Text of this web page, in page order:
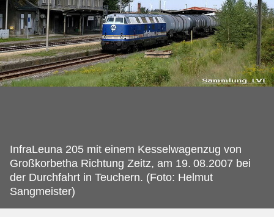
InfraLeuna 205 mit einem Kesselwagenzug von
Großkorbetha Richtung Zeitz, am 19. 08.2007 bei
der Durchfahrt in Teuchern. (Foto: Helmut
Sangmeister)